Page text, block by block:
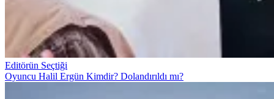
Editörün Seçtiği
Oyuncu Halil Ergün Kimdir? Dolandırıldı mı?